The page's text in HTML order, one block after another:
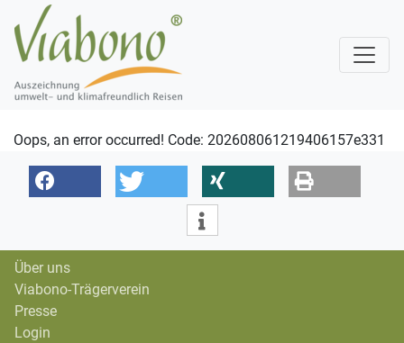
Oops, an error occurred! Code: 202608061219406157e331
Über uns
Viabono-Trägerverein
Presse
Login